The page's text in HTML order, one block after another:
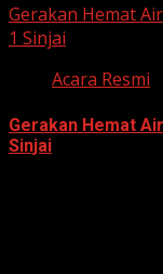
Gerakan Hemat
1 Sinjai
Acara Resmi
Gerakan Hemat
Sinjai